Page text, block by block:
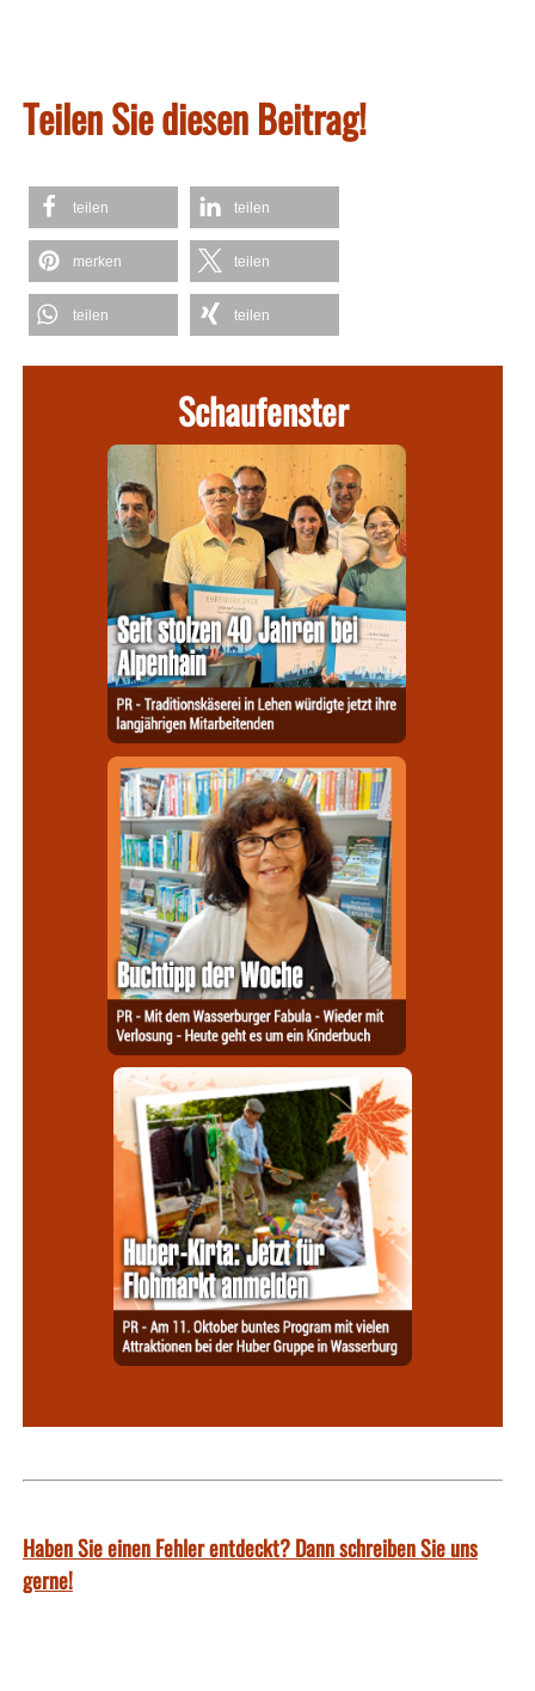
Teilen Sie diesen Beitrag!
teilen teilen
merken teilen
teilen teilen
Schaufenster
Haben Sie einen Fehler entdeckt? Dann schreiben Sie uns
gerne!